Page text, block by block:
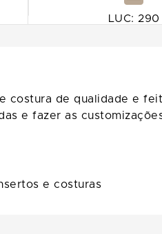
LUC: 290
costura de qualidade e
e fazer as
e costuras